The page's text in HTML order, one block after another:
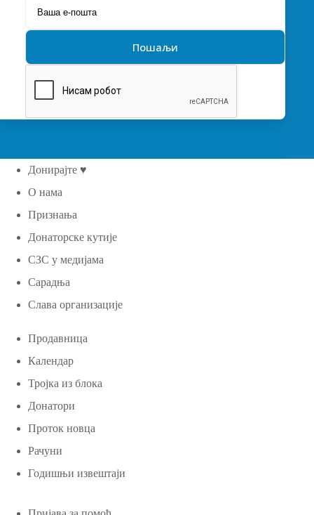
Донирајте ♥
О нама
Признања
Донаторске кутије
СЗС у медијама
Сарадња
Слава организације
Продавница
Календар
Тројка из блока
Донатори
Проток новца
Рачуни
Годишњи извештаји